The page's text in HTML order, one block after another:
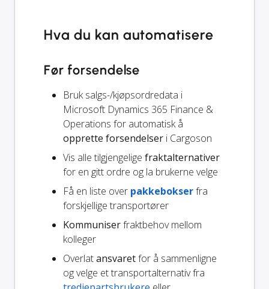
Hva du kan automatisere
Før forsendelse
Bruk salgs-/kjøpsordredata i
Microsoft Dynamics 365 Finance &
Operations for automatisk å
opprette forsendelser i Cargoson
Vis alle tilgjengelige fraktalternativer
for en gitt ordre og la brukerne velge
Få en liste over pakkebokserfra
forskjellige transportører
Kommuniserfraktbehov mellom
kolleger
Overlatansvaretfor å sammenligne
og velge et transportalternativ fra